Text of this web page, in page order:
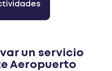
un servicio
Aeropuerto